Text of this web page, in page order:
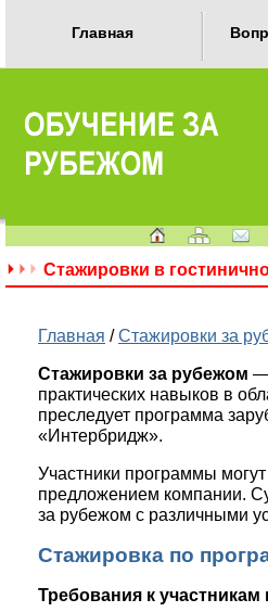
Главная
Стажировки в
Главная /Стажировки за
Стажировки за рубежом —
практических навыков в
преследует программа
«Интербридж».
Участники программы
предложением компании.
за рубежом с различными
Стажировка по
Требования к